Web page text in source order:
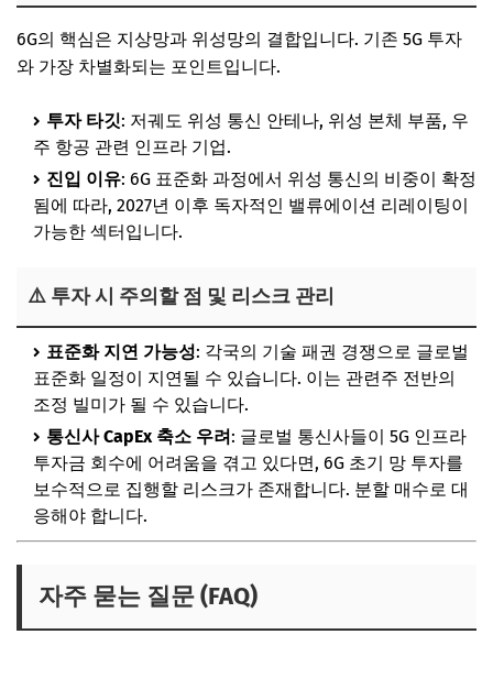
6G의 핵심은 지상망과 위성망의 결합입니다. 기존 5G 투자
와 가장 차별화되는 포인트입니다.
투자 타깃: 저궤도 위성 통신 안테나, 위성 본체 부품, 우
주 항공 관련 인프라 기업.
진입 이유: 6G 표준화 과정에서 위성 통신의 비중이 확정
됨에 따라, 2027년 이후 독자적인 밸류에이션 리레이팅이
가능한 섹터입니다.
⚠️ 투자 시 주의할 점 및 리스크 관리
표준화 지연 가능성: 각국의 기술 패권 경쟁으로 글로벌
표준화 일정이 지연될 수 있습니다. 이는 관련주 전반의
조정 빌미가 될 수 있습니다.
통신사 CapEx 축소 우려: 글로벌 통신사들이 5G 인프라
투자금 회수에 어려움을 겪고 있다면, 6G 초기 망 투자를
보수적으로 집행할 리스크가 존재합니다. 분할 매수로 대
응해야 합니다.
자주 묻는 질문 (FAQ)